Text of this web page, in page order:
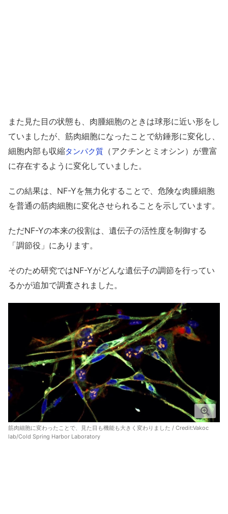
また見た目の状態も、肉腫細胞のときは球形に近い形をし
ていましたが、筋肉細胞になったことで紡錘形に変化し、
細胞内部も収縮タンパク質 （アクチンとミオシン）が豊富
に存在するように変化していました。
この結果は、NF-Yを無力化することで、危険な肉腫細胞
を普通の筋肉細胞に変化させられることを示しています。
ただNF-Yの本来の役割は、遺伝子の活性度を制御する
「調節役」にあります。
そのため研究ではNF-Yがどんな遺伝子の調節を行ってい
るかが追加で調査されました。
筋肉細胞に変わったことで、見た目も機能も大きく変わりました / Credit:Vakoc
lab/Cold Spring Harbor Laboratory